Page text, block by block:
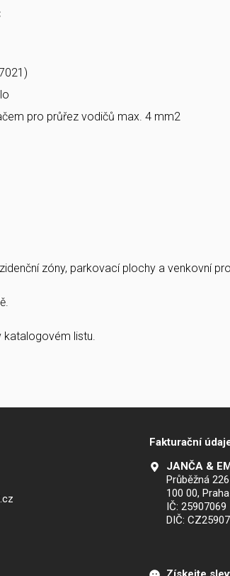
pro průřez vodičů max. 4 mm2
zóny, parkovací plochy a venkovní
katalogovém listu.
Fakturační
JANČA &
Průběžná
100 00,
IČ: 25907069
DIČ: